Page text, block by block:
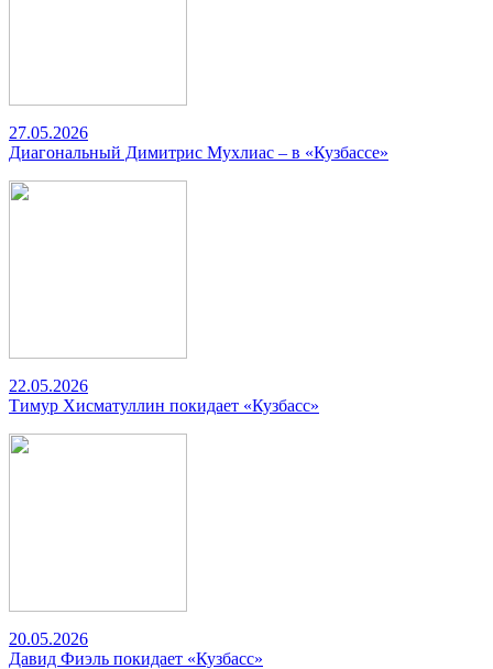
27.05.2026
Диагональный Димитрис Мухлиас – в «Кузбассе»
22.05.2026
Тимур Хисматуллин покидает «Кузбасс»
20.05.2026
Давид Фиэль покидает «Кузбасс»